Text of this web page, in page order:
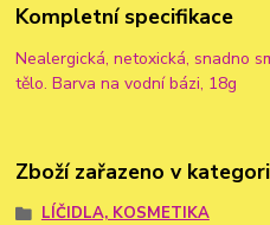
Kompletní specifikace
Nealergická, netoxická, snadno
tělo. Barva na vodní bázi, 18g
Zboží zařazeno v
LÍČIDLA, KOSMETIKA